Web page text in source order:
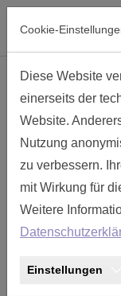
Skip to main
Skip to main content
Skip to page footer
Sets Gr.
Cookie-
Diese Website
einerseits der
Website.
Nutzung
zu verbessern.
mit Wirkung für
Weitere
Einstellungen